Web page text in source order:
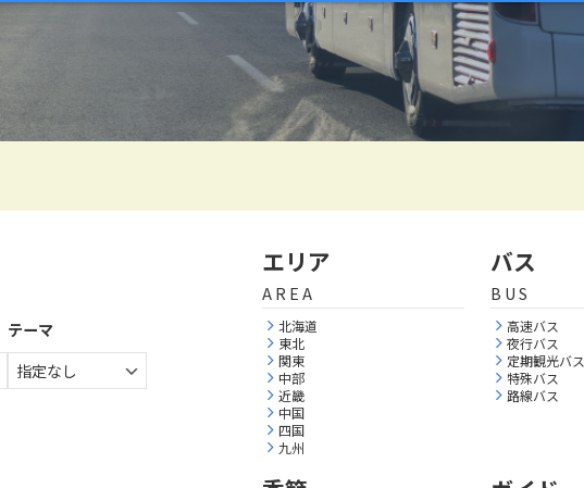
テーマ
エリア
AREA
北海道
東北
関東
中部
近畿
中国
四国
九州
バス
BUS
高速バス
夜行バス
定期観光バス
特殊バス
路線バス